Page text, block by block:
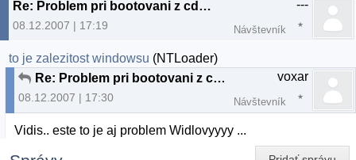
Re: Problem pri bootovani z cd-Ubuntu
08.12.2007 | 17:19
---
Návštevník
to je zalezitost windowsu (NTLoader)
Re: Problem pri bootovani z cd-Ubuntu
08.12.2007 | 17:30
voxar
Návštevník
Vidis.. este to je aj problem Widlovyyyy ...